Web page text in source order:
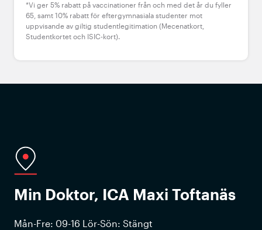
*Vi ger 5% rabatt på vaccinationer från och med det år du fyller
65, samt 10% rabatt för eftergymnasiala studenter mot
uppvisande av giltig studentlegitimation (Mecenatkort,
Studentkortet och ISIC-kort).
Min Doktor, ICA Maxi Toftanäs
Mån-Fre: 09-16 Lör-Sön: Stängt